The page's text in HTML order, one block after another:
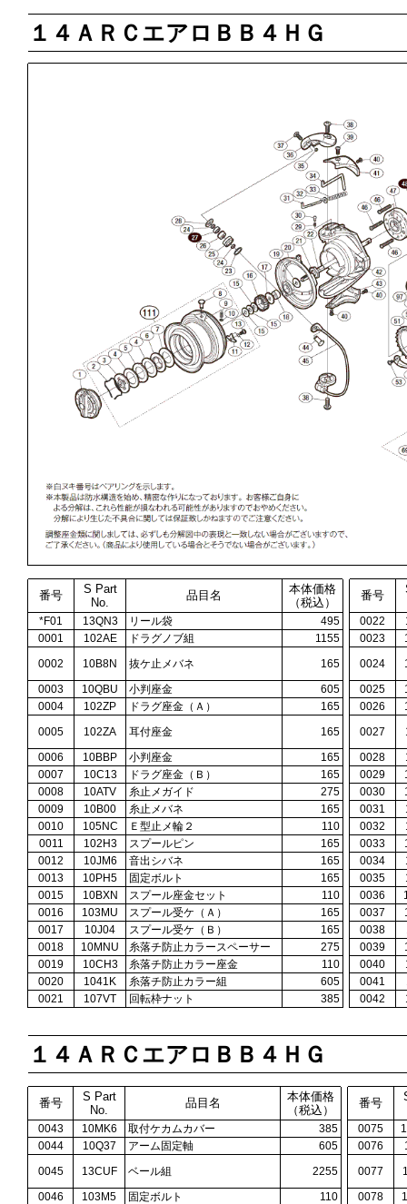
１４ＡＲＣエアロＢＢ４ＨＧ
番号
S Part
No.
品目名
本体価格
（税込）
番号
*F01 13QN3 リール袋 495 0022
0001
102AE ドラグノブ組 1155 0023
0002
10B8N 抜ケ止メバネ 165 0024
0003
10QBU 小判座金 605 0025
0004
102ZP ドラグ座金（Ａ） 165 0026
0005
102ZA 耳付座金 165 0027
0006
10BBP 小判座金 165 0028
0007
10C13 ドラグ座金（Ｂ） 165 0029
0008
10ATV 糸止メガイド 275 0030
0009
10B00 糸止メバネ 165 0031
0010
105NC Ｅ型止メ輪２ 110 0032
0011
102H3 スプールピン 165 0033
0012
10JM6 音出シバネ 165 0034
0013
10PH5 固定ボルト 165 0035
0015
10BXN スプール座金セット 110 0036
0016
103MU スプール受ケ（Ａ） 165 0037
0017
10J04 スプール受ケ（Ｂ） 165 0038
0018
10MNU 糸落チ防止カラースペーサー 275 0039
0019
10CH3 糸落チ防止カラー座金 110 0040
0020
1041K 糸落チ防止カラー組 605 0041
0021
107VT 回転枠ナット 385 0042
１４ＡＲＣエアロＢＢ４ＨＧ
番号
S Part
No.
品目名
本体価格
（税込）
番号
0043 10MK6 取付ケカムカバー 385 0075
0044
10Q37 アーム固定軸 605 0076
0045
13CUF ベール組 2255 0077
0046
103M5 固定ボルト 110 0078